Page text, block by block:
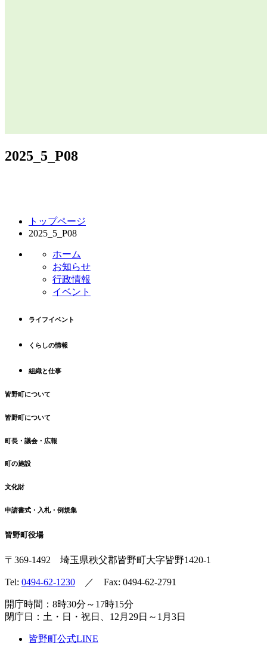
2025_5_P08
トップページ
2025_5_P08
ホーム
お知らせ
行政情報
イベント
ライフイベント
くらしの情報
組織と仕事
皆野町について
皆野町について
町長・議会・広報
町の施設
文化財
申請書式・入札・例規集
皆野町役場
〒369-1492 埼玉県秩父郡皆野町大字皆野1420-1
Tel: 0494-62-1230 ／ Fax: 0494-62-2791
開庁時間：8時30分～17時15分
閉庁日：土・日・祝日、12月29日～1月3日
皆野町公式LINE